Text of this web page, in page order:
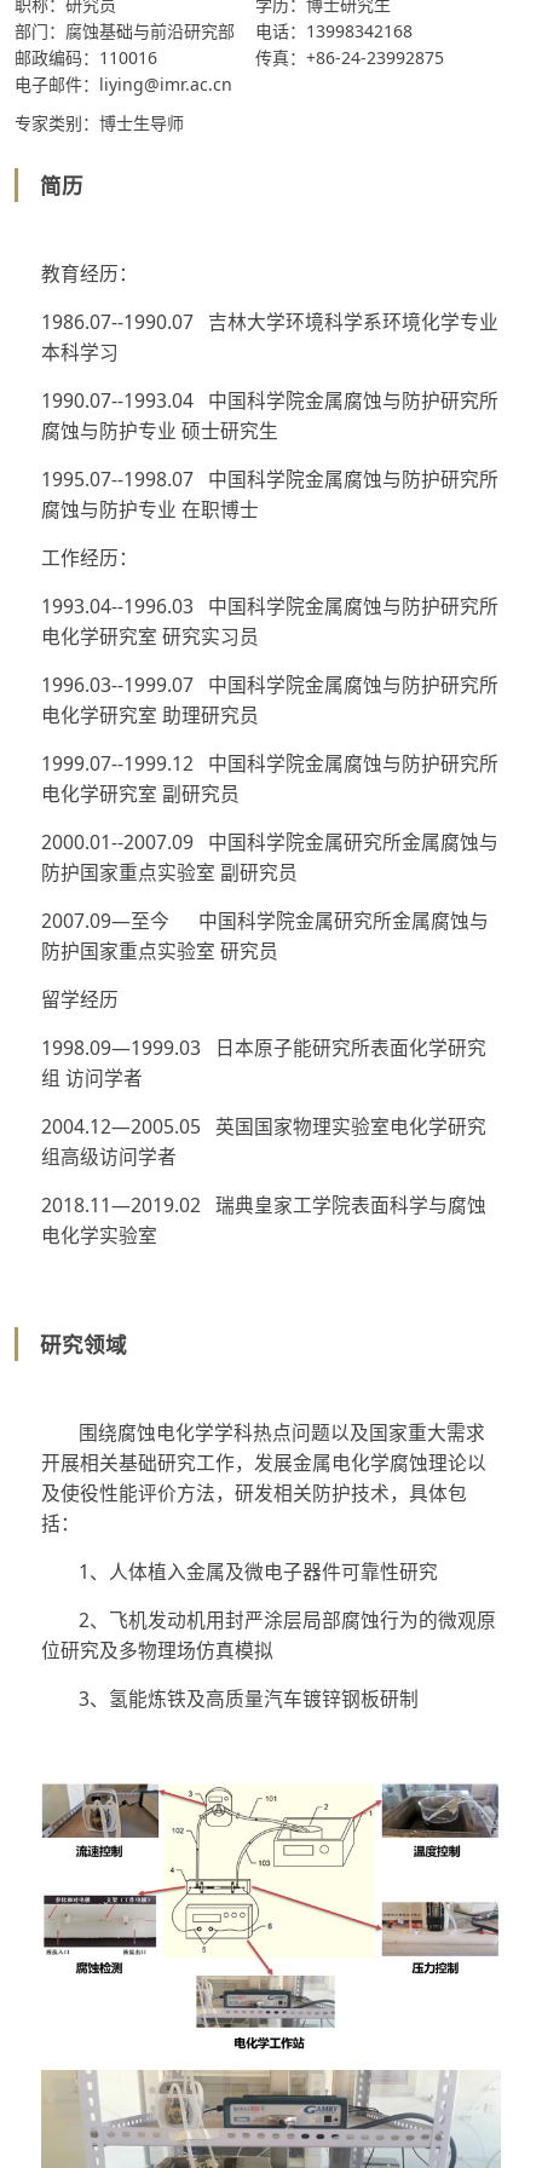
部门：腐蚀基础与前沿研究部
电话：13998342168
邮政编码：110016
传真：+86-24-23992875
电子邮件：liying@imr.ac.cn
专家类别：博士生导师
简历
教育经历：
1986.07--1990.07 吉林大学环境科学系环境化学专业
本科学习
1990.07--1993.04 中国科学院金属腐蚀与防护研究所
腐蚀与防护专业 硕士研究生
1995.07--1998.07 中国科学院金属腐蚀与防护研究所
腐蚀与防护专业 在职博士
工作经历：
1993.04--1996.03 中国科学院金属腐蚀与防护研究所
电化学研究室 研究实习员
1996.03--1999.07 中国科学院金属腐蚀与防护研究所
电化学研究室 助理研究员
1999.07--1999.12 中国科学院金属腐蚀与防护研究所
电化学研究室 副研究员
2000.01--2007.09 中国科学院金属研究所金属腐蚀与
防护国家重点实验室 副研究员
2007.09—至今 中国科学院金属研究所金属腐蚀与
防护国家重点实验室 研究员
留学经历
1998.09—1999.03 日本原子能研究所表面化学研究
组 访问学者
2004.12—2005.05 英国国家物理实验室电化学研究
组高级访问学者
2018.11—2019.02 瑞典皇家工学院表面科学与腐蚀
电化学实验室
研究领域
围绕腐蚀电化学学科热点问题以及国家重大需求
开展相关基础研究工作，发展金属电化学腐蚀理论以
及使役性能评价方法，研发相关防护技术，具体包
括：
1、人体植入金属及微电子器件可靠性研究
2、飞机发动机用封严涂层局部腐蚀行为的微观原
位研究及多物理场仿真模拟
3、氢能炼铁及高质量汽车镀锌钢板研制